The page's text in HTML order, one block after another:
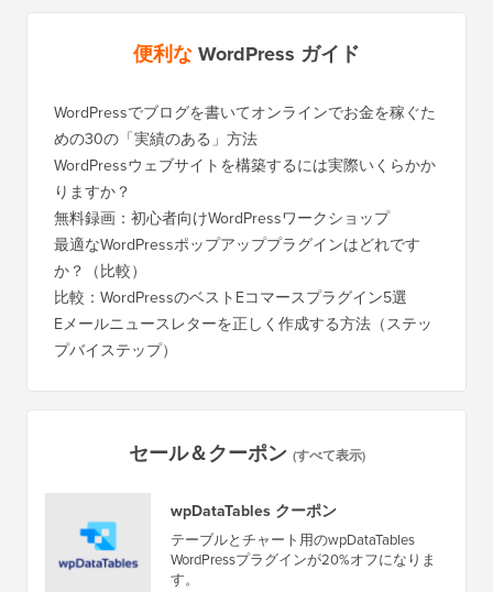
便利なWordPress ガイド
WordPressでブログを書いてオンラインでお金を稼ぐた
めの30の「実績のある」方法
WordPressウェブサイトを構築するには実際いくらかか
りますか？
無料録画：初心者向けWordPressワークショップ
最適なWordPressポップアッププラグインはどれです
か？（比較）
比較：WordPressのベストEコマースプラグイン5選
Eメールニュースレターを正しく作成する方法（ステッ
プバイステップ）
セール＆クーポン (すべて表示)
wpDataTables クーポン
テーブルとチャート用のwpDataTables
WordPressプラグインが20%オフになりま
す。